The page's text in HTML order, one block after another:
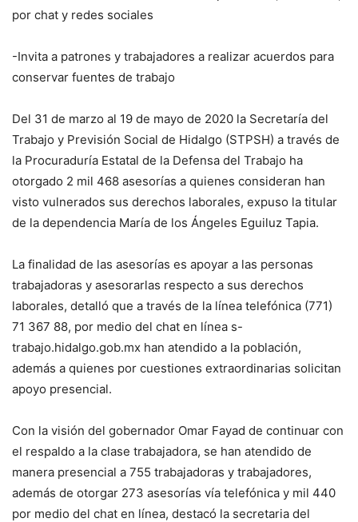
por chat y redes sociales
-Invita a patrones y trabajadores a realizar acuerdos para
conservar fuentes de trabajo
Del 31 de marzo al 19 de mayo de 2020 la Secretaría del
Trabajo y Previsión Social de Hidalgo (STPSH) a través de
la Procuraduría Estatal de la Defensa del Trabajo ha
otorgado 2 mil 468 asesorías a quienes consideran han
visto vulnerados sus derechos laborales, expuso la titular
de la dependencia María de los Ángeles Eguiluz Tapia.
La finalidad de las asesorías es apoyar a las personas
trabajadoras y asesorarlas respecto a sus derechos
laborales, detalló que a través de la línea telefónica (771)
71 367 88, por medio del chat en línea s-
trabajo.hidalgo.gob.mx han atendido a la población,
además a quienes por cuestiones extraordinarias solicitan
apoyo presencial.
Con la visión del gobernador Omar Fayad de continuar con
el respaldo a la clase trabajadora, se han atendido de
manera presencial a 755 trabajadoras y trabajadores,
además de otorgar 273 asesorías vía telefónica y mil 440
por medio del chat en línea, destacó la secretaria del